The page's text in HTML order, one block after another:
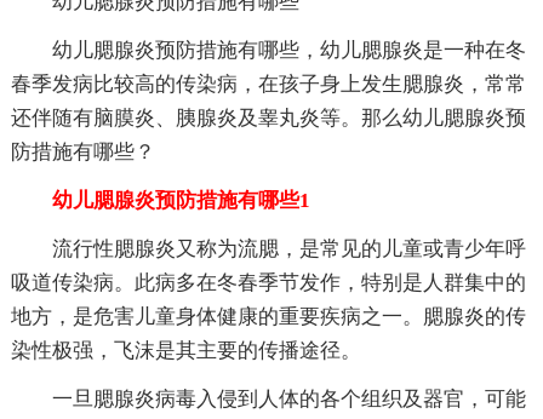
幼儿腮腺炎预防措施有哪些，幼儿腮腺炎是一种在冬
春季发病比较高的传染病，在孩子身上发生腮腺炎，常常
还伴随有脑膜炎、胰腺炎及睾丸炎等。那么幼儿腮腺炎预
防措施有哪些？
幼儿腮腺炎预防措施有哪些1
流行性腮腺炎又称为流腮，是常见的儿童或青少年呼
吸道传染病。此病多在冬春季节发作，特别是人群集中的
地方，是危害儿童身体健康的重要疾病之一。腮腺炎的传
染性极强，飞沫是其主要的传播途径。
一旦腮腺炎病毒入侵到人体的各个组织及器官，可能